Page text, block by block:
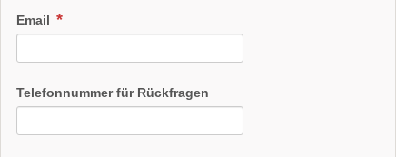
Email
Telefonnummer für Rückfragen